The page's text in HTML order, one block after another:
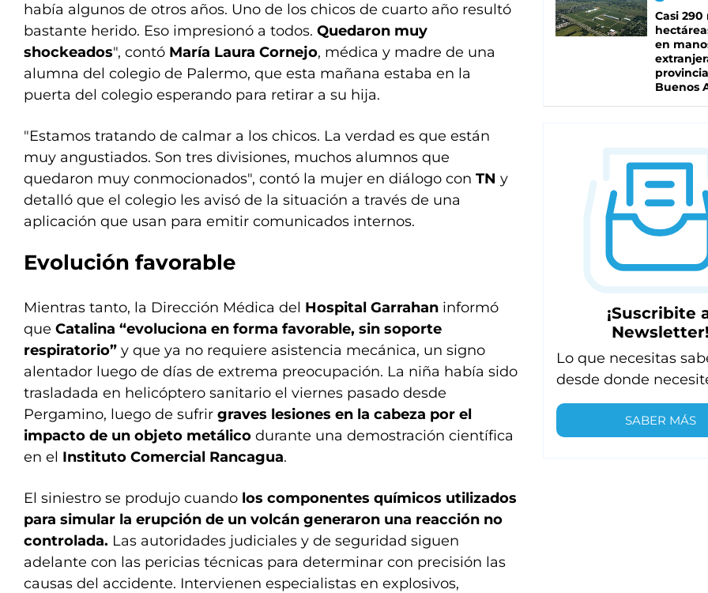
había algunos de otros años. Uno de los chicos de cuarto año resultó
bastante herido. Eso impresionó a todos. Quedaron muy
shockeados", contó María Laura Cornejo, médica y madre de una
alumna del colegio de Palermo, que esta mañana estaba en la
puerta del colegio esperando para retirar a su hija.
"Estamos tratando de calmar a los chicos. La verdad es que están
muy angustiados. Son tres divisiones, muchos alumnos que
quedaron muy conmocionados", contó la mujer en diálogo con TN y
detalló que el colegio les avisó de la situación a través de una
aplicación que usan para emitir comunicados internos.
Evolución favorable
Mientras tanto, la Dirección Médica del Hospital Garrahan informó
que Catalina “evoluciona en forma favorable, sin soporte
respiratorio” y que ya no requiere asistencia mecánica, un signo
alentador luego de días de extrema preocupación. La niña había sido
trasladada en helicóptero sanitario el viernes pasado desde
Pergamino, luego de sufrir graves lesiones en la cabeza por el
impacto de un objeto metálico durante una demostración científica
en el Instituto Comercial Rancagua.
El siniestro se produjo cuando los componentes químicos utilizados
para simular la erupción de un volcán generaron una reacción no
controlada. Las autoridades judiciales y de seguridad siguen
adelante con las pericias técnicas para determinar con precisión las
causas del accidente. Intervienen especialistas en explosivos,
Casi 290
en
Buenos
¡Suscribite
Newsletter!
Lo que necesitas
desde donde
SABER MÁS